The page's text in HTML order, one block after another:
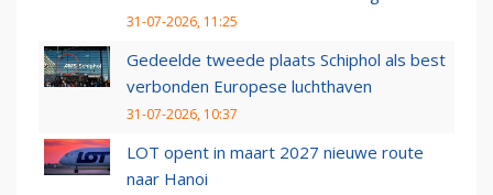
31-07-2026, 11:25
Gedeelde tweede plaats Schiphol als best
verbonden Europese luchthaven
31-07-2026, 10:37
LOT opent in maart 2027 nieuwe route
naar Hanoi